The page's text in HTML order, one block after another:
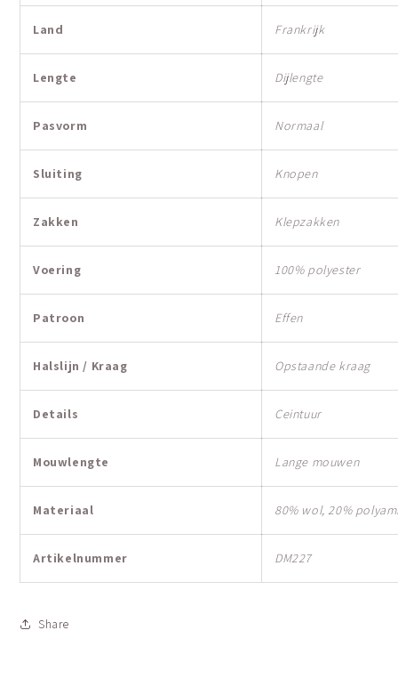
Land Frankrijk
Lengte Dijlengte
Pasvorm Normaal
Sluiting Knopen
Zakken Klepzakken
Voering 100% polyester
Patroon Effen
Halslijn / Kraag Opstaande kraag
Details Ceintuur
Mouwlengte Lange mouwen
Materiaal 80% wol, 20%
Artikelnummer DM227
Share